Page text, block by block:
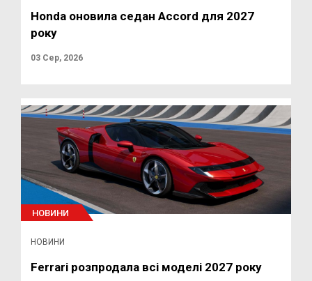
Honda оновила седан Accord для 2027
року
03 Сер, 2026
НОВИНИ
НОВИНИ
Ferrari розпродала всі моделі 2027 року